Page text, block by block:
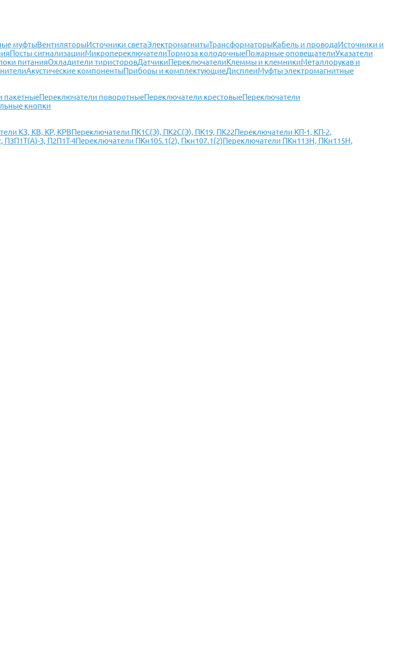
муфтыВентиляторыИсточники светаЭлектромагнитыТрансформаторыКабель и проводаИсточники и
Посты сигнализацииМикропереключателиТормоза колодочныеПожарные оповещателиУказатели
питанияОхладители тиристоровДатчикиПереключателиКлеммы и клемникиМеталлорукав и
Акустические компонентыПриборы и комплектующиеДисплеиМуфты электромагнитные
пакетныеПереключатели поворотныеПереключатели крестовыеПереключатели
кнопки
КЗ, КВ, КР, КРВПереключатели ПК1С(Э), ПК2С(Э), ПК19, ПК22Переключатели КП-1, КП-2,
П3П1Т(А)-3, П2П1Т-4Переключатели ПКн105.1(2), Пкн107.1(2)Переключатели ПКн113Н, ПКн115Н,